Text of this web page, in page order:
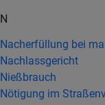
N
Nacherfüllung bei
Nachlassgericht
Nießbrauch
Nötigung im